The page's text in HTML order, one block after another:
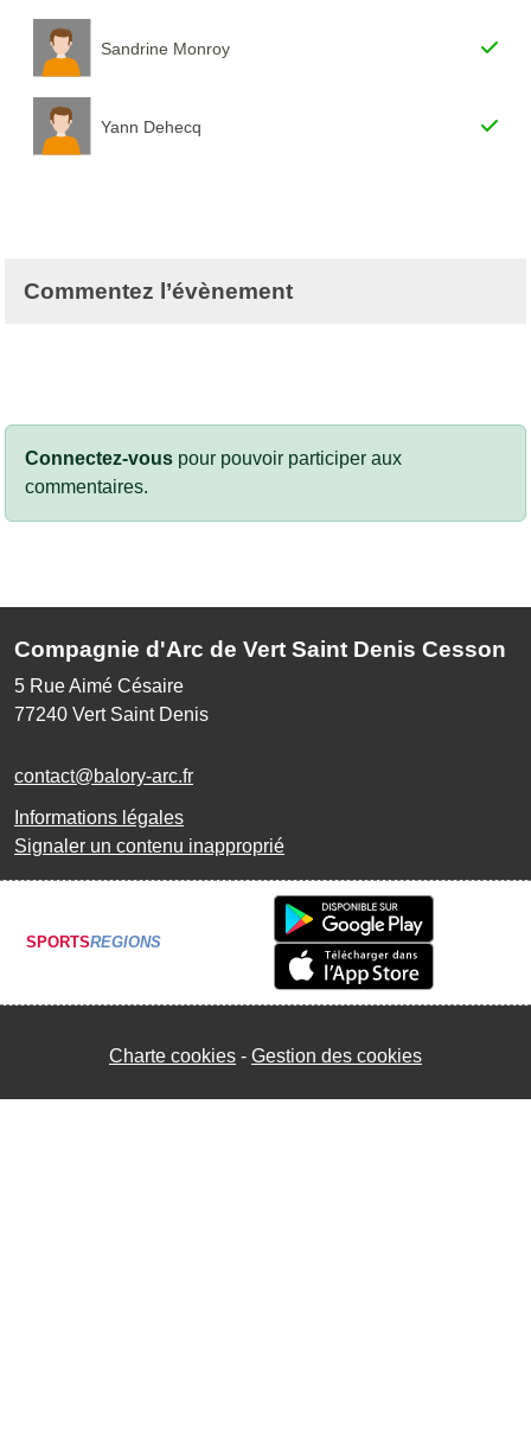
Sandrine Monroy
Yann Dehecq
Commentez l’évènement
Connectez-vous pour pouvoir participer aux
commentaires.
Compagnie d'Arc de Vert Saint Denis Cesson
5 Rue Aimé Césaire
77240 Vert Saint Denis
contact@balory-arc.fr
Informations légales
Signaler un contenu inapproprié
SPORTSREGIONS
Charte cookies Gestion des cookies